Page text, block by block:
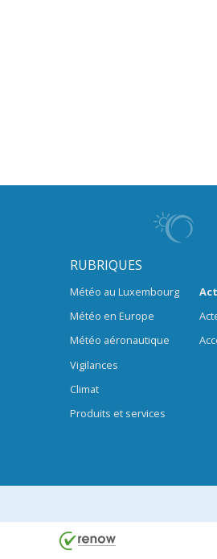
RUBRIQUES
Météo au Luxembourg
Météo en Europe
Météo aéronautique
Vigilances
Climat
Produits et services